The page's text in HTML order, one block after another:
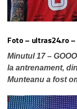
Foto – ultras24.ro
Minutul 17 –
la antrenament,
Munteanu a fost